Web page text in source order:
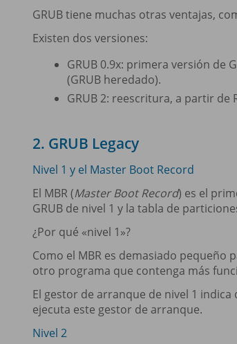
GRUB tiene muchas otras ventajas,
Existen dos versiones:
GRUB 0.9x: primera versión de
(GRUB heredado).
GRUB 2: reescritura, a partir de
2. GRUB Legacy
Nivel 1 y el Master Boot Record
El MBR (Master Boot Record) es el
GRUB de nivel 1 y la tabla de
¿Por qué «nivel 1»?
Como el MBR es demasiado
otro programa que contenga más
El gestor de arranque de nivel 1
ejecuta este gestor de arranque.
Nivel 2